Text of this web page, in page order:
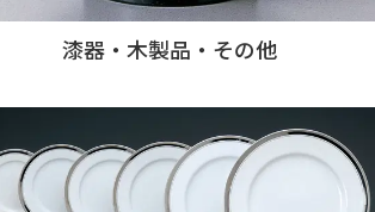
漆器・木製品・その他